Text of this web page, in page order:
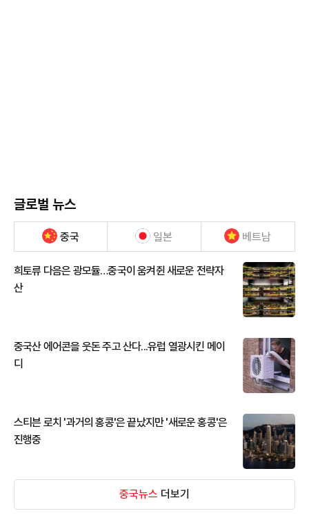
글로벌 뉴스
중국 일본 베트남
희토류 다음은 광모듈…중국이 움켜쥔 새로운 전략자
산
중국산 에어콘을 웃돈 주고 산다...유럽 열광시킨 메이
디
스티븐 로치 '과거의 홍콩'은 끝났지만 '새로운 홍콩'은
진행중
중국뉴스 더보기